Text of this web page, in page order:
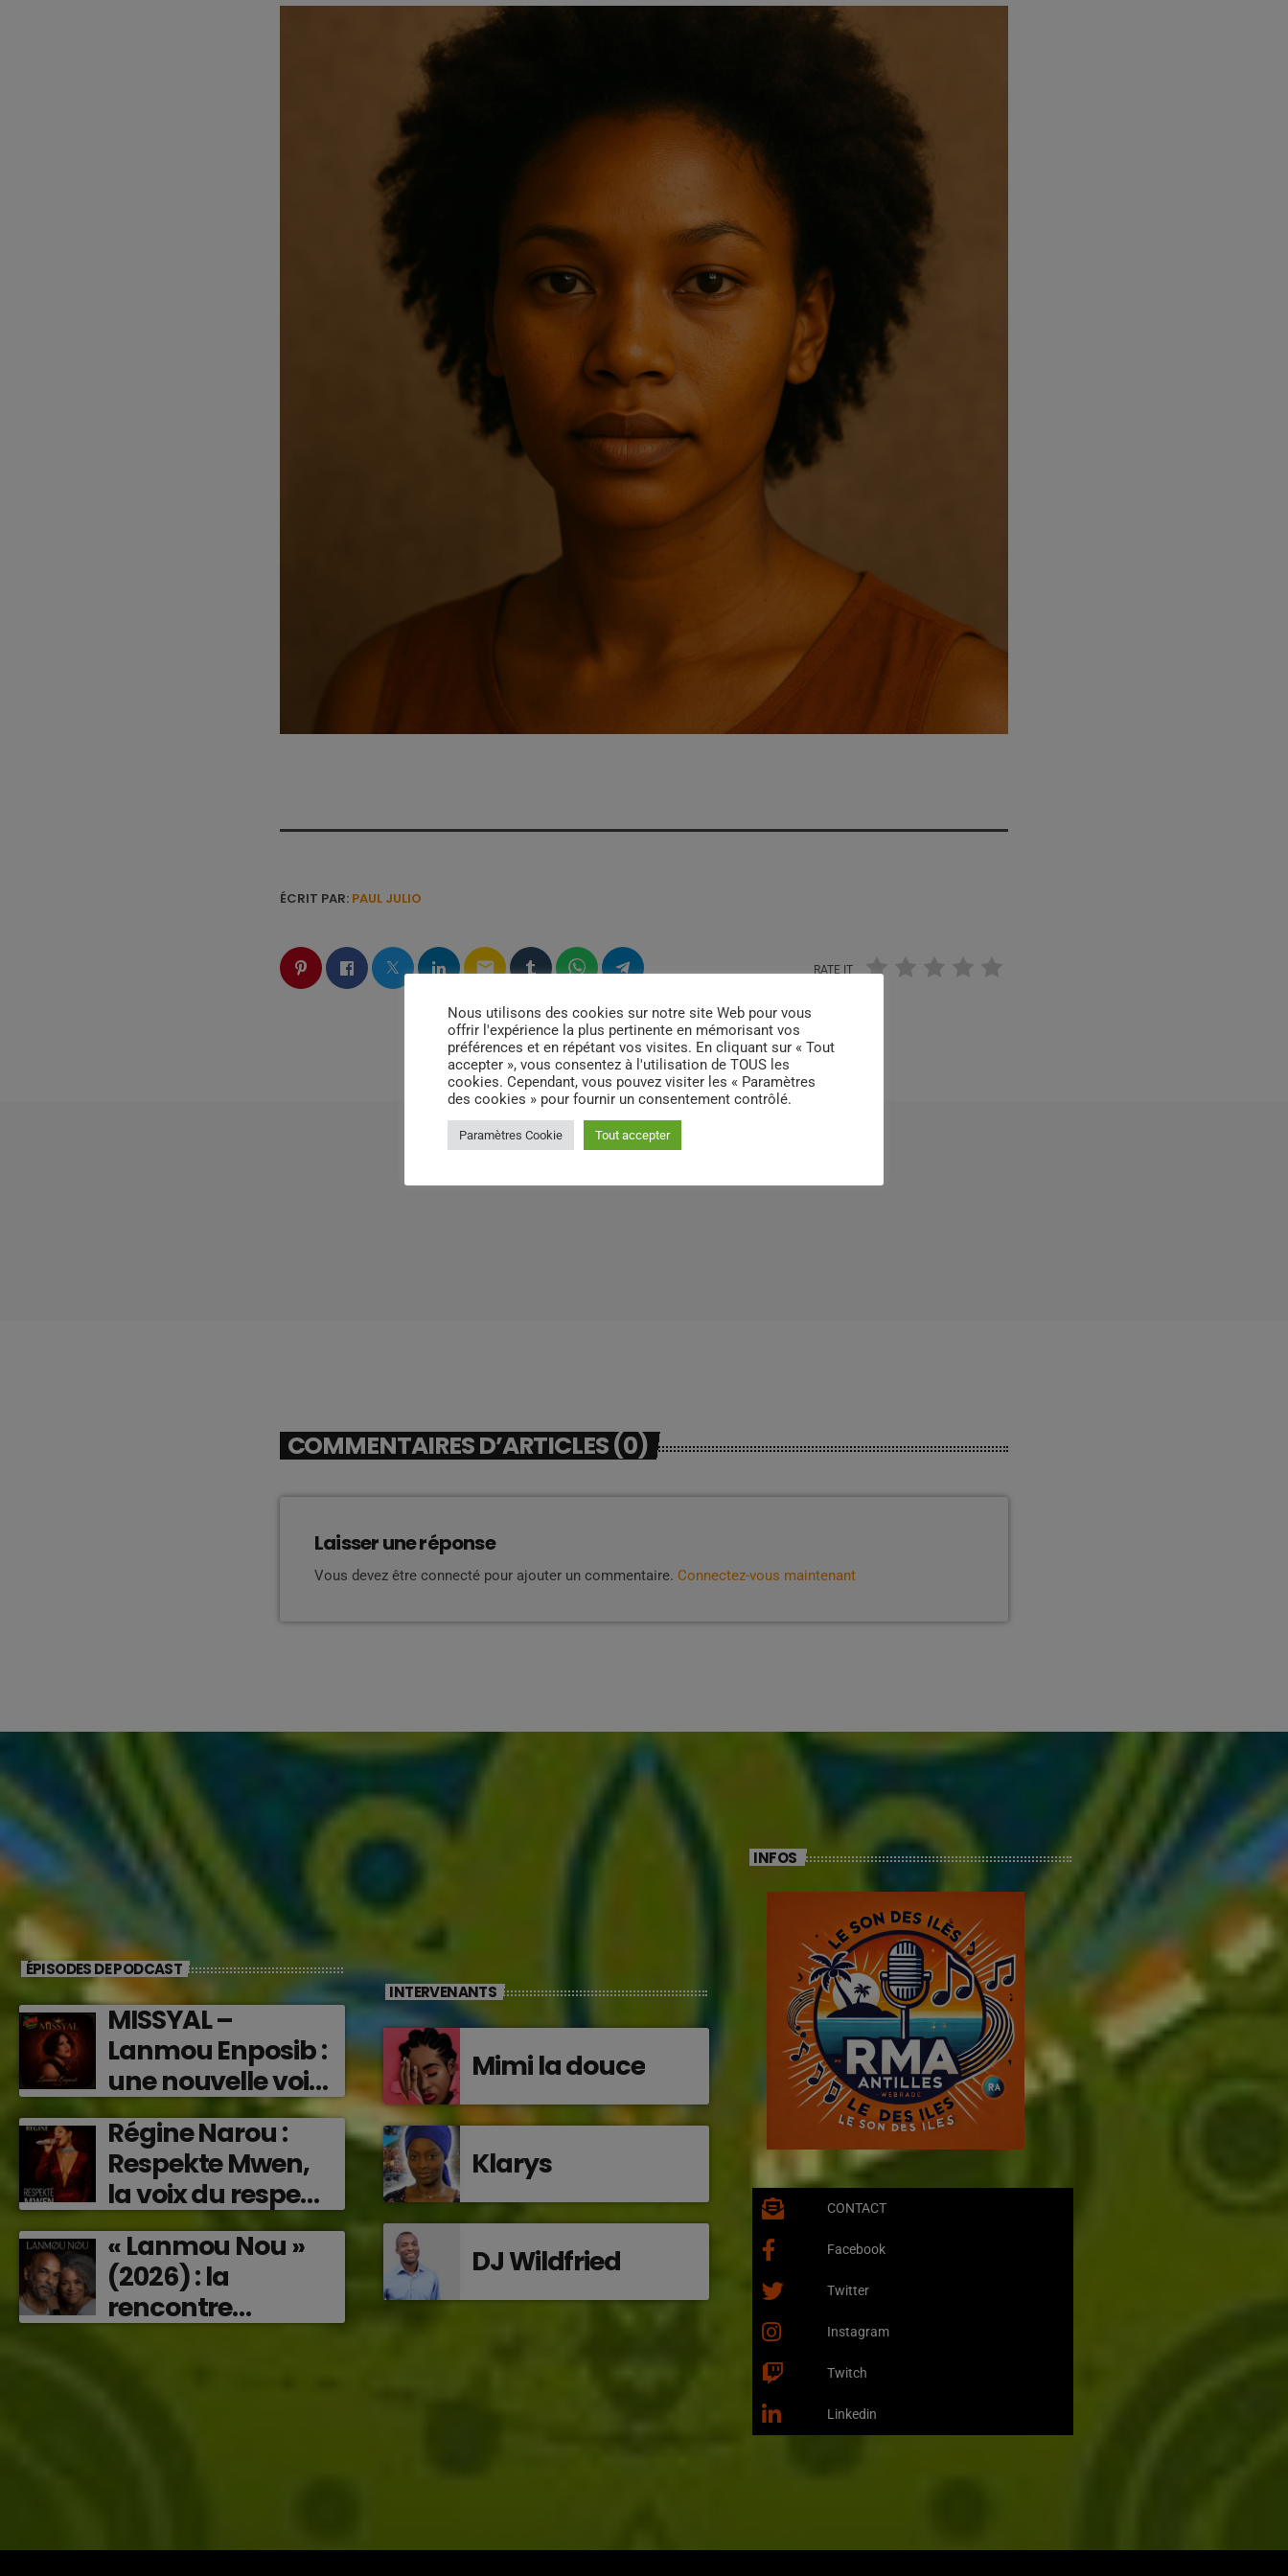
ÉCRIT PAR: PAUL JULIO
email RATE IT
COMMENTAIRES D’ARTICLES (0)
Laisser une réponse
Vous devez être connecté pour ajouter un commentaire. Connectez-vous maintenant
ÉPISODES DE PODCAST
MISSYAL –
Lanmou Enposib :
une nouvelle voix
caribéenne qui
transforme les
émotions en
musique (2026)
Régine Narou :
Respekte Mwen,
la voix du respect
‘2026)
« Lanmou Nou »
(2026) : la
rencontre
INTERVENANTS
Mimi la douce
Klarys
DJ Wildfried
INFOS
CONTACT
Facebook
Twitter
Instagram
Twitch
Linkedin
Nous utilisons des cookies sur notre site Web pour vous
offrir l'expérience la plus pertinente en mémorisant vos
préférences et en répétant vos visites. En cliquant sur « Tout
accepter », vous consentez à l'utilisation de TOUS les
cookies. Cependant, vous pouvez visiter les « Paramètres
des cookies » pour fournir un consentement contrôlé.
Paramètres Cookie Tout accepter